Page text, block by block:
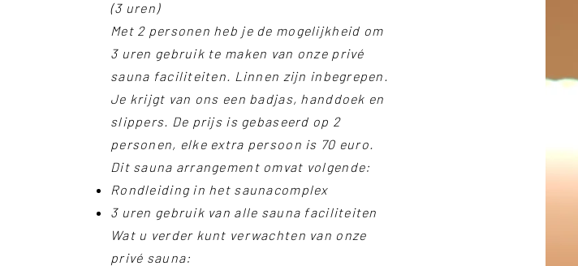
(3 uren)
Met 2 personen heb je de mogelijkheid om
3 uren gebruik te maken van onze privé
sauna faciliteiten. Linnen zijn inbegrepen.
Je krijgt van ons een badjas, handdoek en
slippers. De prijs is gebaseerd op 2
personen, elke extra persoon is 70 euro.
Dit sauna arrangement omvat volgende:
Rondleiding in het saunacomplex
3 uren gebruik van alle sauna faciliteiten
Wat u verder kunt verwachten van onze
privé sauna:​